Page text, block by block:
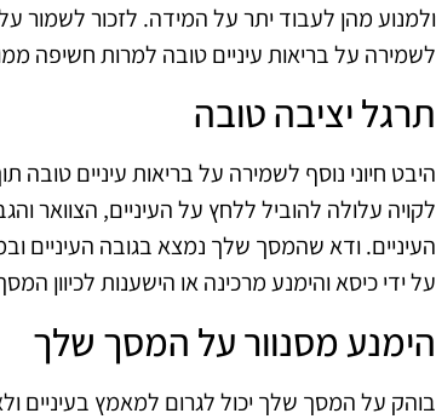
ולמנוע מהן לעבוד יתר על המידה. לזכור לשמור
לשמירה על בריאות עיניים טובה למרות חשיפה
תרגל יציבה טובה
היבט חיוני נוסף לשמירה על בריאות עיניים טובה
לקויה עלולה להוביל ללחץ על העיניים,
העיניים. ודא שהמסך שלך נמצא בגובה
על ידי כיסא והימנע מרכינה או הישענות לכיוון
הימנע מסנוור על המסך שלך
בוהק על המסך שלך יכול לגרום למאמץ בעיניים